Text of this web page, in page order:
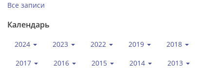
Все записи
Календарь
2024 2023 2022 2019 2018
2017 2016 2015 2014 2013